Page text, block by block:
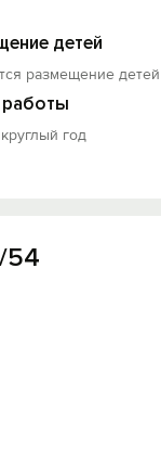
по-настоящему
детей
размещение
год
54